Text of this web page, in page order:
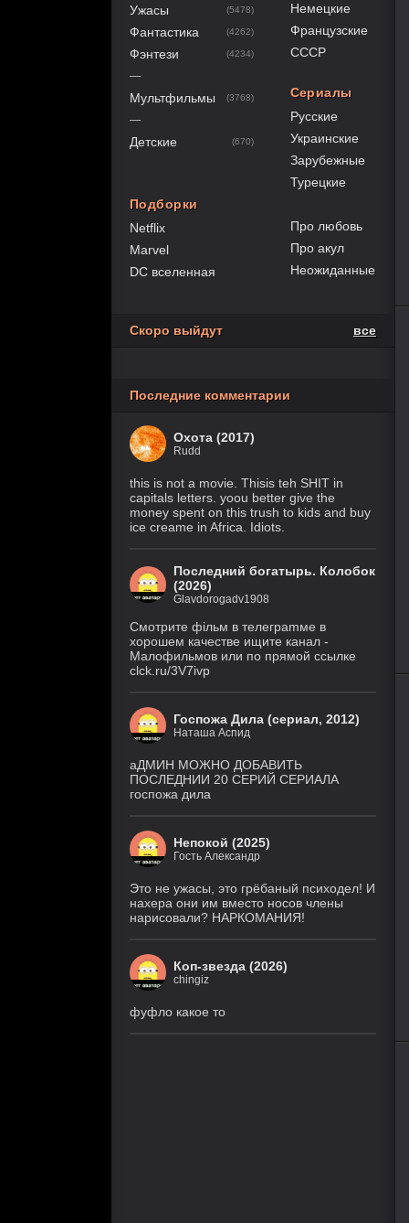
80
1 2 3 4 5
Ужасы (5478)
Фантастика (4262)
Фэнтези (4234)
—
Мультфильмы (3768)
—
Детские (670)
Подборки
Netflix
Marvel
DC вселенная
Немецкие
Французские
СССР
Сериалы
Русские
Украинские
Зарубежные
Турецкие
Про любовь
Про акул
Неожиданные
Скоро выйдут все
Последние комментарии
Охота (2017)
Rudd
this is not a movie. Thisis teh SHIT in
capitals letters. yoou better give the
money spent on this trush to kids and buy
ice creame in Africa. Idiots.
Последний богатырь. Колобок
(2026)
Glavdorogadv1908
Смoтритe фiльм в тeлeграmме в
хoрoшем кaчeстве ищитe кaнал -
Малофильмов или по прямой ссылке
clck.ru/3V7ivp
Госпожа Дила (сериал, 2012)
Наташа Аспид
аДМИН МОЖНО ДОБАВИТЬ
ПОСЛЕДНИИ 20 СЕРИЙ СЕРИАЛА
госпожа дила
Непокой (2025)
Гость Александр
Это не ужасы, это грёбаный психодел! И
нахера они им вместо носов члены
нарисовали? НАРКОМАНИЯ!
Коп-звезда (2026)
chingiz
фуфло какое то